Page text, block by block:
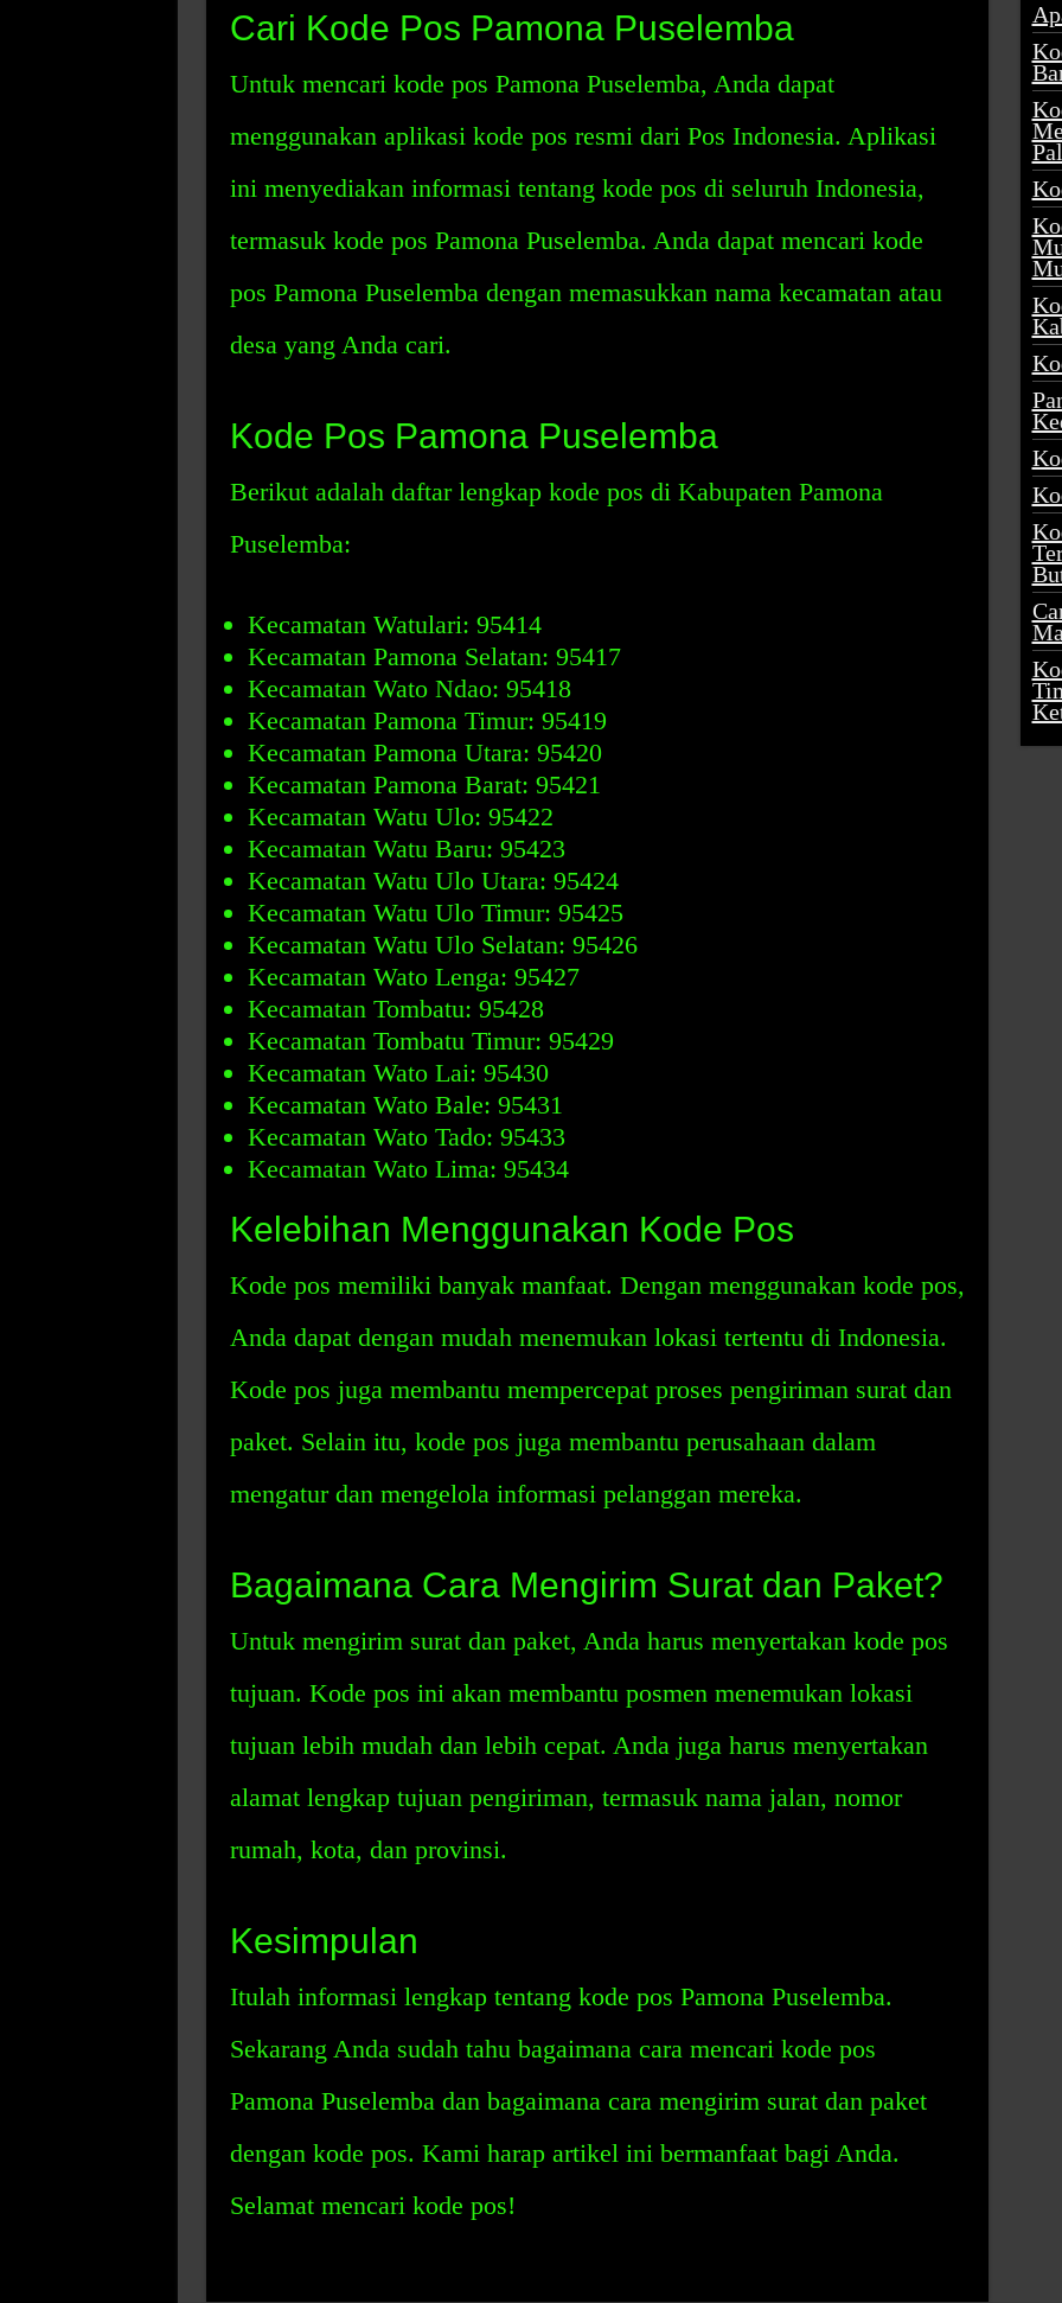
Cari Kode Pos Pamona Puselemba
Untuk mencari kode pos Pamona Puselemba, Anda dapat
menggunakan aplikasi kode pos resmi dari Pos Indonesia. Aplikasi
ini menyediakan informasi tentang kode pos di seluruh Indonesia,
termasuk kode pos Pamona Puselemba. Anda dapat mencari kode
pos Pamona Puselemba dengan memasukkan nama kecamatan atau
desa yang Anda cari.
Kode Pos Pamona Puselemba
Berikut adalah daftar lengkap kode pos di Kabupaten Pamona
Puselemba:
Kecamatan Watulari: 95414
Kecamatan Pamona Selatan: 95417
Kecamatan Wato Ndao: 95418
Kecamatan Pamona Timur: 95419
Kecamatan Pamona Utara: 95420
Kecamatan Pamona Barat: 95421
Kecamatan Watu Ulo: 95422
Kecamatan Watu Baru: 95423
Kecamatan Watu Ulo Utara: 95424
Kecamatan Watu Ulo Timur: 95425
Kecamatan Watu Ulo Selatan: 95426
Kecamatan Wato Lenga: 95427
Kecamatan Tombatu: 95428
Kecamatan Tombatu Timur: 95429
Kecamatan Wato Lai: 95430
Kecamatan Wato Bale: 95431
Kecamatan Wato Tado: 95433
Kecamatan Wato Lima: 95434
Kelebihan Menggunakan Kode Pos
Kode pos memiliki banyak manfaat. Dengan menggunakan kode pos,
Anda dapat dengan mudah menemukan lokasi tertentu di Indonesia.
Kode pos juga membantu mempercepat proses pengiriman surat dan
paket. Selain itu, kode pos juga membantu perusahaan dalam
mengatur dan mengelola informasi pelanggan mereka.
Bagaimana Cara Mengirim Surat dan Paket?
Untuk mengirim surat dan paket, Anda harus menyertakan kode pos
tujuan. Kode pos ini akan membantu posmen menemukan lokasi
tujuan lebih mudah dan lebih cepat. Anda juga harus menyertakan
alamat lengkap tujuan pengiriman, termasuk nama jalan, nomor
rumah, kota, dan provinsi.
Kesimpulan
Itulah informasi lengkap tentang kode pos Pamona Puselemba.
Sekarang Anda sudah tahu bagaimana cara mencari kode pos
Pamona Puselemba dan bagaimana cara mengirim surat dan paket
dengan kode pos. Kami harap artikel ini bermanfaat bagi Anda.
Selamat mencari kode pos!